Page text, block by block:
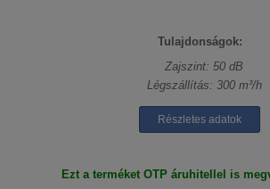
Tulajdonságok:
Zajszint: 50 dB
Légszállítás: 300 m³/h
Részletes adatok
Ezt a terméket OTP áruhitellel is